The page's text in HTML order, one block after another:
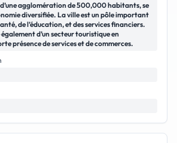
agglomération de 500,000 habitants, se
diversifiée. La ville est un pôle important
de l’éducation, et des services financiers.
d’un secteur touristique en
présence de services et de commerces.